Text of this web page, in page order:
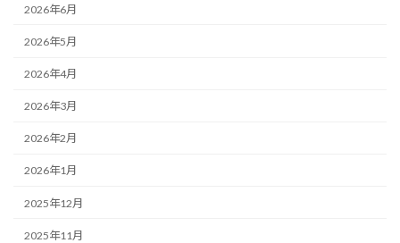
2026年6月
2026年5月
2026年4月
2026年3月
2026年2月
2026年1月
2025年12月
2025年11月